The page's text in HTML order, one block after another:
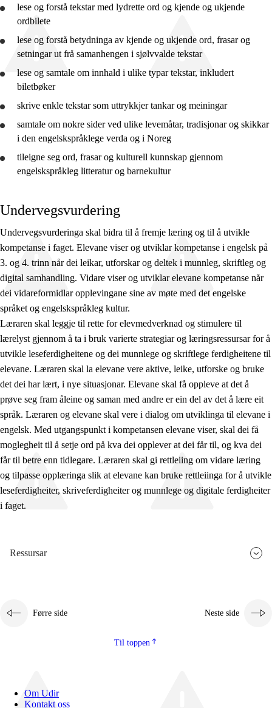
lese og forstå tekstar med lydrette ord og kjende og ukjende
ordbilete
lese og forstå betydninga av kjende og ukjende ord, frasar og
setningar ut frå samanhengen i sjølvvalde tekstar
lese og samtale om innhald i ulike typar tekstar, inkludert
biletbøker
skrive enkle tekstar som uttrykkjer tankar og meiningar
samtale om nokre sider ved ulike levemåtar, tradisjonar og skikkar
i den engelskspråklege verda og i Noreg
tileigne seg ord, frasar og kulturell kunnskap gjennom
engelskspråkleg litteratur og barnekultur
Undervegsvurdering
Undervegsvurderinga skal bidra til å fremje læring og til å utvikle
kompetanse i faget. Elevane viser og utviklar kompetanse i engelsk på
3. og 4. trinn når dei leikar, utforskar og deltek i munnleg, skriftleg og
digital samhandling. Vidare viser og utviklar elevane kompetanse når
dei vidareformidlar opplevingane sine av møte med det engelske
språket og engelskspråkleg kultur.
Læraren skal leggje til rette for elevmedverknad og stimulere til
lærelyst gjennom å ta i bruk varierte strategiar og læringsressursar for å
utvikle leseferdigheitene og dei munnlege og skriftlege ferdigheitene til
elevane. Læraren skal la elevane vere aktive, leike, utforske og bruke
det dei har lært, i nye situasjonar. Elevane skal få oppleve at det å
prøve seg fram åleine og saman med andre er ein del av det å lære eit
språk. Læraren og elevane skal vere i dialog om utviklinga til elevane i
engelsk. Med utgangspunkt i kompetansen elevane viser, skal dei få
moglegheit til å setje ord på kva dei opplever at dei får til, og kva dei
får til betre enn tidlegare. Læraren skal gi rettleiing om vidare læring
og tilpasse opplæringa slik at elevane kan bruke rettleiinga for å utvikle
leseferdigheiter, skriveferdigheiter og munnlege og digitale ferdigheiter
i faget.
Ressursar
Førre side Neste side
Til toppen
Om Udir
Kontakt oss